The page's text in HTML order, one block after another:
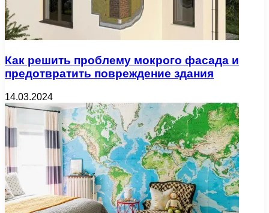
Как решить проблему мокрого фасада и
предотвратить повреждение здания
14.03.2024